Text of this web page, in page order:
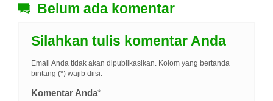
Belum ada komentar
Silahkan tulis komentar Anda
Email Anda tidak akan dipublikasikan. Kolom yang bertanda
bintang (*) wajib diisi.
Komentar Anda*